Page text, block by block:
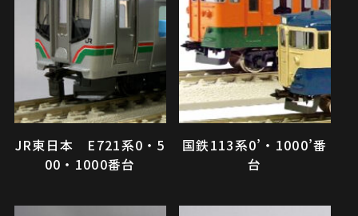
JR東日本 E721系0・5
00・1000番台
国鉄113系0’・1000’番
台